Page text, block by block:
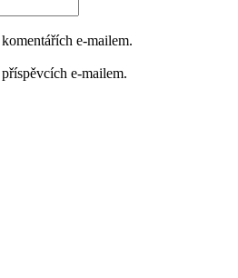
e-mailem.
e-mailem.